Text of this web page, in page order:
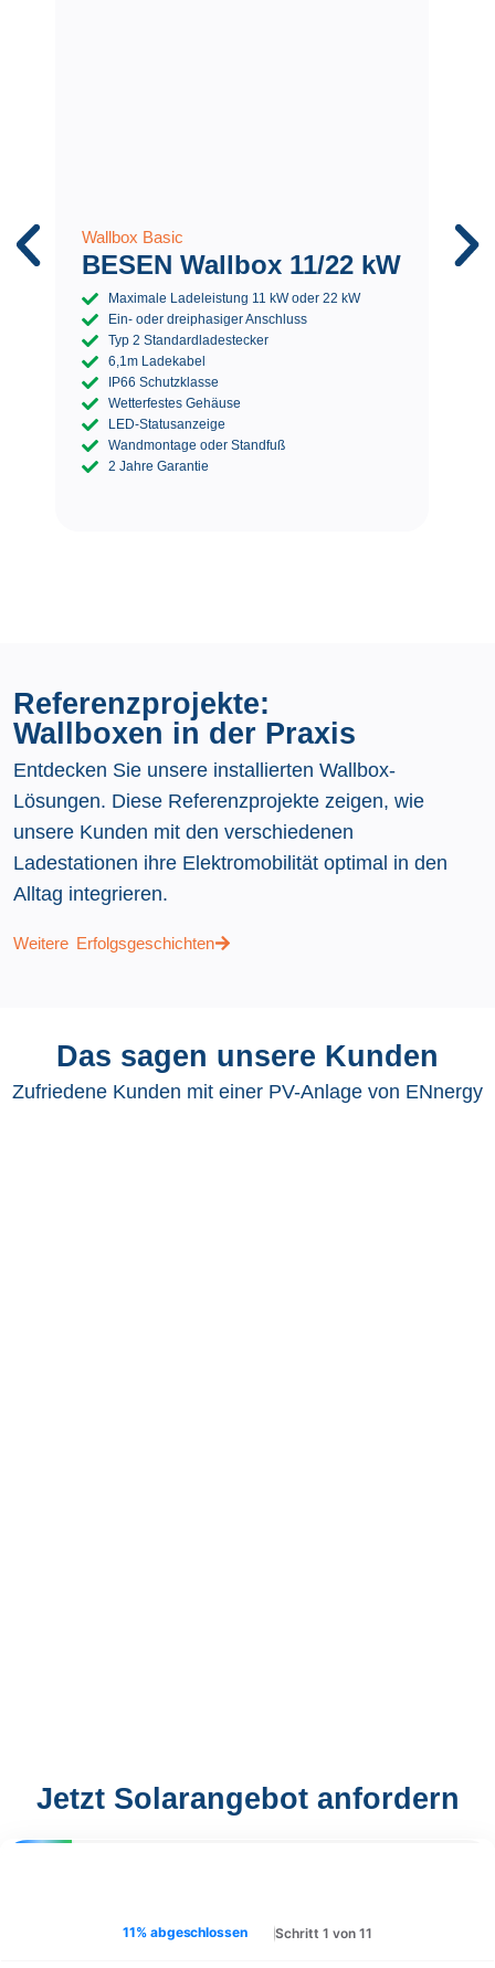
Wallbox Basic
BESEN Wallbox 11/22 kW
Maximale Ladeleistung 11 kW oder 22 kW
Ein- oder dreiphasiger Anschluss
Typ 2 Standardladestecker
6,1m Ladekabel
IP66 Schutzklasse
Wetterfestes Gehäuse
LED-Statusanzeige
Wandmontage oder Standfuß
2 Jahre Garantie
Referenzprojekte:
Wallboxen in der Praxis
Entdecken Sie unsere installierten Wallbox-
Lösungen. Diese Referenzprojekte zeigen, wie
unsere Kunden mit den verschiedenen
Ladestationen ihre Elektromobilität optimal in den
Alltag integrieren.
Weitere Erfolgsgeschichten
Das sagen unsere Kunden
Zufriedene Kunden mit einer PV-Anlage von ENnergy
Jetzt Solarangebot anfordern
11% abgeschlossen Schritt 1 von 11